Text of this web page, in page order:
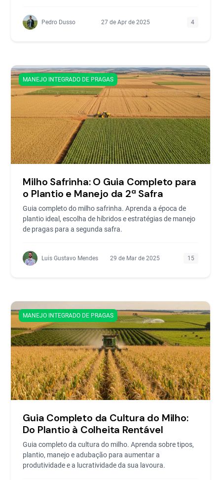
Pedro Dusso 27 de Apr de 2025 4
MANEJO INTEGRADO DE PRAGAS
Milho Safrinha: O Guia Completo para
o Plantio e Manejo da 2ª Safra
Guia completo do milho safrinha. Aprenda a época de
plantio ideal, escolha de híbridos e estratégias de manejo
de pragas para a segunda safra.
Luis Gustavo Mendes 29 de Mar de 2025 15
MANEJO INTEGRADO DE PRAGAS
Guia Completo da Cultura do Milho:
Do Plantio à Colheita Rentável
Guia completo da cultura do milho. Aprenda sobre tipos,
plantio, manejo e adubação para aumentar a
produtividade e a lucratividade da sua lavoura.